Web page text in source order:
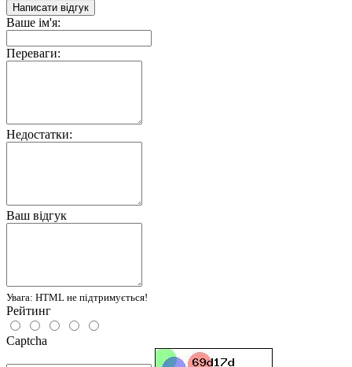
Написати відгук
Ваше ім'я:
Переваги:
Недостатки:
Ваш відгук
Увага: HTML не підтримується!
Рейтинг
Captcha